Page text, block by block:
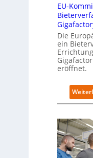
EU-
Die
ein
eröffnet.